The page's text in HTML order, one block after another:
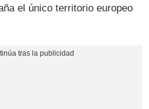
el único territorio europeo